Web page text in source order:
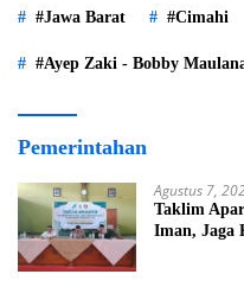
#Jawa Barat #Cimahi
#Ayep Zaki - Bobby
Pemerintahan
Agustus 7,
Taklim
Iman, Jaga